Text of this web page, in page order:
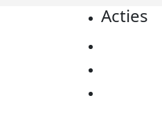
Acties